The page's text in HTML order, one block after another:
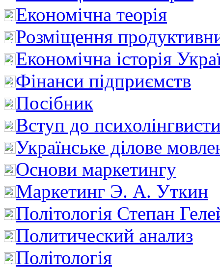
Економічна теорія
Розміщення
Економічна історія
Фінанси підприємств
Посібник
Вступ до
Українське ділове
Основи маркетингу
Маркетинг Э. А. Уткин
Політологія Степан
Политический анализ
Політологія